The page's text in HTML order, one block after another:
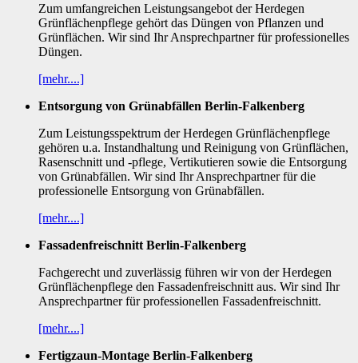
Zum umfangreichen Leistungsangebot der Herdegen
Grünflächenpflege gehört das Düngen von Pflanzen und
Grünflächen. Wir sind Ihr Ansprechpartner für professionelles
Düngen.
[mehr....]
Entsorgung von Grünabfällen Berlin-Falkenberg
Zum Leistungsspektrum der Herdegen Grünflächenpflege
gehören u.a. Instandhaltung und Reinigung von Grünflächen,
Rasenschnitt und -pflege, Vertikutieren sowie die Entsorgung
von Grünabfällen. Wir sind Ihr Ansprechpartner für die
professionelle Entsorgung von Grünabfällen.
[mehr....]
Fassadenfreischnitt Berlin-Falkenberg
Fachgerecht und zuverlässig führen wir von der Herdegen
Grünflächenpflege den Fassadenfreischnitt aus. Wir sind Ihr
Ansprechpartner für professionellen Fassadenfreischnitt.
[mehr....]
Fertigzaun-Montage Berlin-Falkenberg